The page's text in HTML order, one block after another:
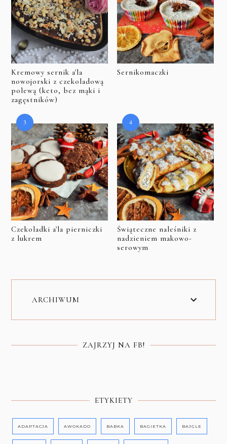
Kremowy sernik a'la
nowojorski z czekoladową
polewą (keto, bez mąki i
zagęstników)
Sernikomaczki
Czekoladki a'la pierniczki
z lukrem
Świąteczne naleśniki z
nadzieniem makowo-
serowym
ARCHIWUM
ZAJRZYJ NA FB!
ETYKIETY
ADAPTACJA AWOKADO BABKA BAGIETKA BAJGLE